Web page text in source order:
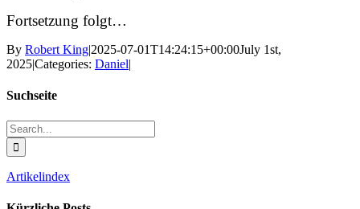
Fortsetzung folgt…
By Robert King|2025-07-01T14:24:15+00:00July 1st,
2025|Categories: Daniel|
Suchseite
Search
for:
Artikelindex